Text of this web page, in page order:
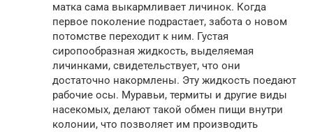
матка сама выкармливает личинок. Когда
первое поколение подрастает, забота о новом
потомстве переходит к ним. Густая
сиропообразная жидкость, выделяемая
личинками, свидетельствует, что они
достаточно накормлены. Эту жидкость поедают
рабочие осы. Муравьи, термиты и другие виды
насекомых, делают такой обмен пищи внутри
колонии, что позволяет им производить